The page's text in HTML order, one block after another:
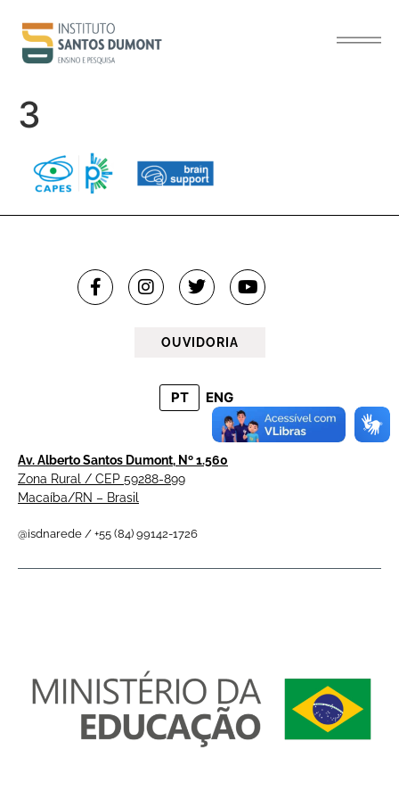
conteúdo
3
OUVIDORIA
PT ENG
Av. Alberto Santos Dumont, Nº 1.560
Zona Rural / CEP 59288-899
Macaíba/RN – Brasil
@isdnarede / +55 (84) 99142-1726